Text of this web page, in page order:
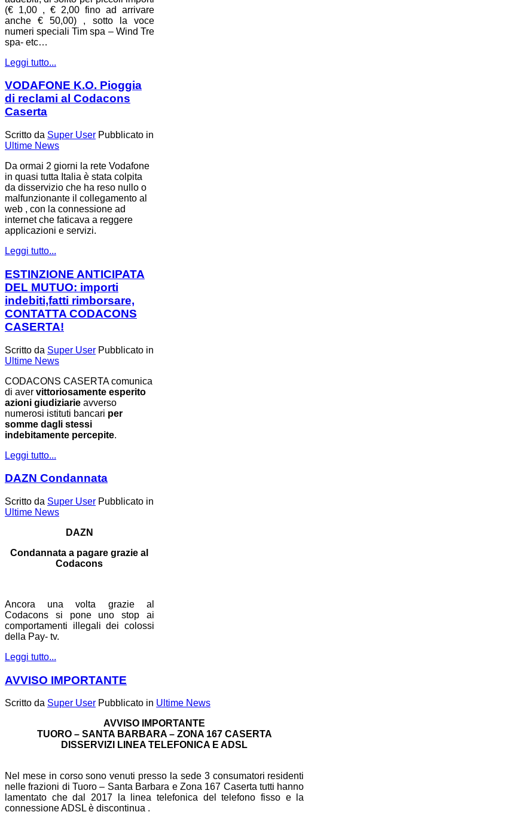
(€ 1,00 , € 2,00 fino ad arrivare
anche € 50,00) , sotto la voce
numeri speciali Tim spa – Wind Tre
spa- etc…
Leggi tutto...
VODAFONE K.O. Pioggia
di reclami al Codacons
Caserta
Scritto da Super User Pubblicato in
Ultime News
Da ormai 2 giorni la rete Vodafone
in quasi tutta Italia è stata colpita
da disservizio che ha reso nullo o
malfunzionante il collegamento al
web , con la connessione ad
internet che faticava a reggere
applicazioni e servizi.
Leggi tutto...
ESTINZIONE ANTICIPATA
DEL MUTUO: importi
indebiti,fatti rimborsare,
CONTATTA CODACONS
CASERTA!
Scritto da Super User Pubblicato in
Ultime News
CODACONS CASERTA comunica
di aver vittoriosamente esperito
azioni giudiziarie avverso
numerosi istituti bancari per
somme dagli stessi
indebitamente percepite.
Leggi tutto...
DAZN Condannata
Scritto da Super User Pubblicato in
Ultime News
DAZN
Condannata a pagare grazie al
Codacons
Ancora una volta grazie al
Codacons si pone uno stop ai
comportamenti illegali dei colossi
della Pay- tv.
Leggi tutto...
AVVISO IMPORTANTE
Scritto da Super User Pubblicato in Ultime News
AVVISO IMPORTANTE
TUORO – SANTA BARBARA – ZONA 167 CASERTA
DISSERVIZI LINEA TELEFONICA E ADSL
Nel mese in corso sono venuti presso la sede 3 consumatori residenti
nelle frazioni di Tuoro – Santa Barbara e Zona 167 Caserta tutti hanno
lamentato che dal 2017 la linea telefonica del telefono fisso e la
connessione ADSL è discontinua .